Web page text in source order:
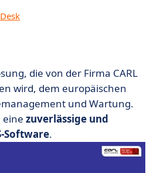
die von der Firma CARL
wird, dem europäischen
und Wartung.
eine zuverlässige und
Software.